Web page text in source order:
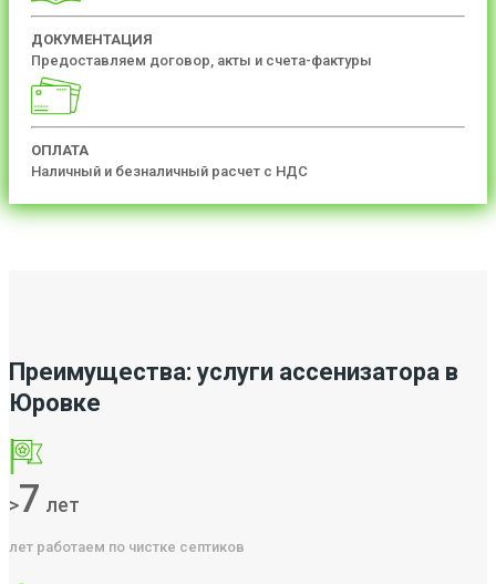
ДОКУМЕНТАЦИЯ
Предоставляем договор, акты и счета-фактуры
ОПЛАТА
Наличный и безналичный расчет с НДС
Преимущества: услуги ассенизатора в
Юровке
>7 лет
лет работаем по чистке септиков